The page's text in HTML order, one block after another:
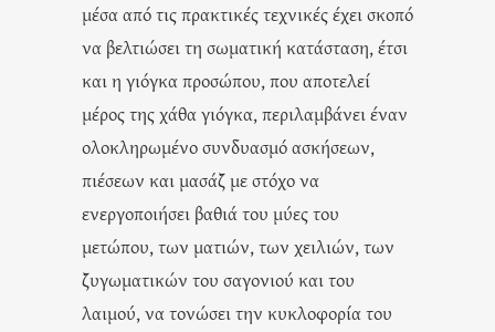
μέσα από τις πρακτικές τεχνικές έχει σκοπό
να βελτιώσει τη σωματική κατάσταση, έτσι
και η γιόγκα προσώπου, που αποτελεί
μέρος της χάθα γιόγκα, περιλαμβάνει έναν
ολοκληρωμένο συνδυασμό ασκήσεων,
πιέσεων και μασάζ με στόχο να
ενεργοποιήσει βαθιά του μύες του
μετώπου, των ματιών, των χειλιών, των
ζυγωματικών του σαγονιού και του
λαιμού, να τονώσει την κυκλοφορία του